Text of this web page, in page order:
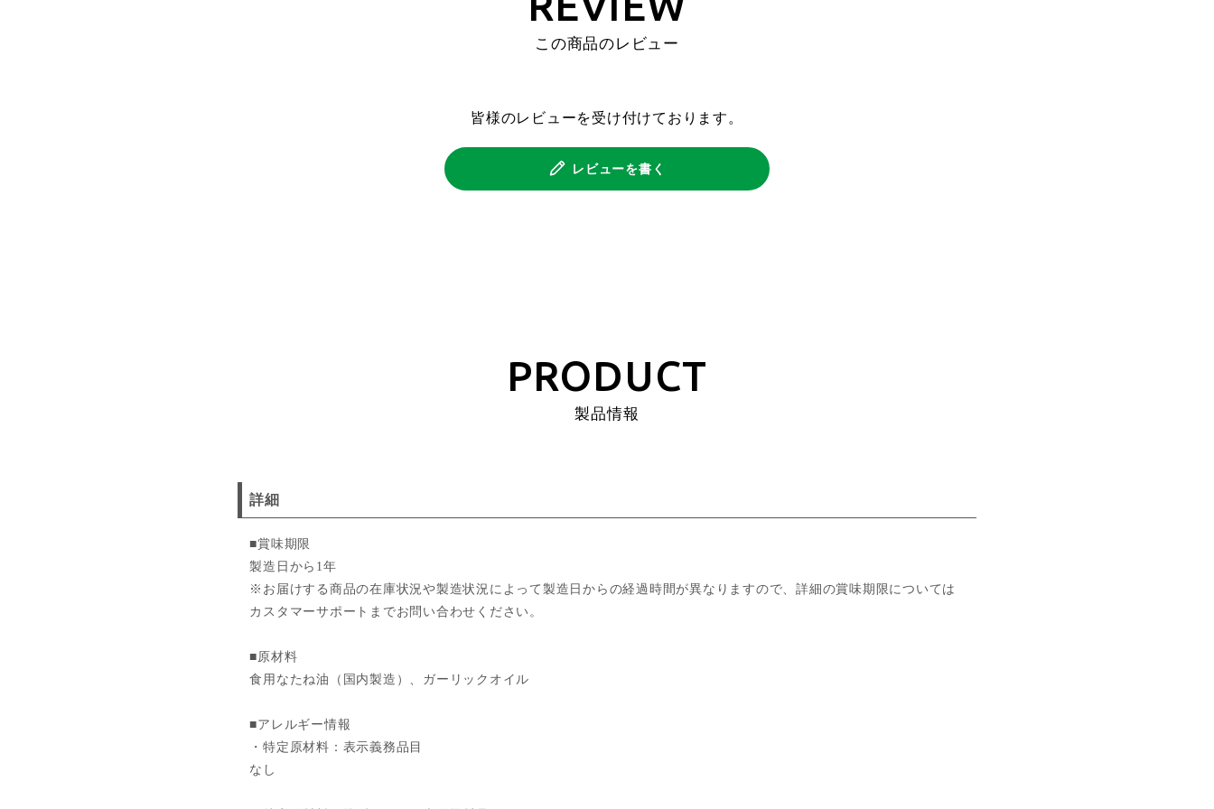
この商品のレビュー
皆様のレビューを受け付けております。
レビューを書く
PRODUCT
製品情報
詳細
■賞味期限
製造日から1年
※お届けする商品の在庫状況や製造状況によって製造日からの経過時間が異なりますので、詳細の賞味期限については
カスタマーサポートまでお問い合わせください。
■原材料
食用なたね油（国内製造）、ガーリックオイル
■アレルギー情報
・特定原材料：表示義務品目
なし